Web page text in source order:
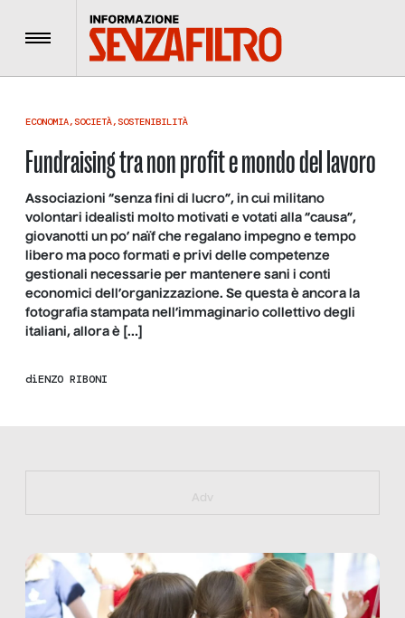
Menu
ECONOMIA, SOCIETÀ, SOSTENIBILITÀ
Fundraising tra non profit e mondo del lavoro
Associazioni “senza fini di lucro”, in cui militano
volontari idealisti molto motivati e votati alla “causa”,
giovanotti un po’ naïf che regalano impegno e tempo
libero ma poco formati e privi delle competenze
gestionali necessarie per mantenere sani i conti
economici dell’organizzazione. Se questa è ancora la
fotografia stampata nell’immaginario collettivo degli
italiani, allora è […]
diENZO RIBONI
https://bit.ly/muster_aggiornamento
Adv